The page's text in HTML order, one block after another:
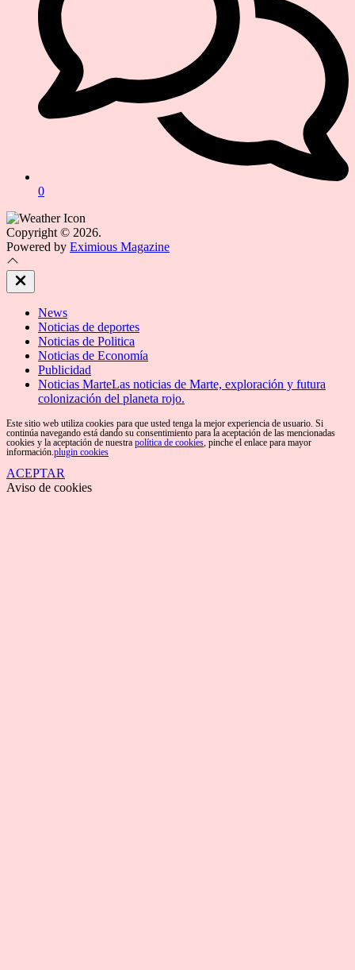
0
Copyright © 2026.
Powered by Eximious Magazine
Close
Off
News
Noticias de deportes
Noticias de Politica
Noticias de Economía
Publicidad
Noticias MarteLas noticias de Marte, exploración y futura
colonización del planeta rojo.
Este sitio web utiliza cookies para que usted tenga la mejor experiencia de usuario. Si
continúa navegando está dando su consentimiento para la aceptación de las mencionadas
cookies y la aceptación de nuestra política de cookies, pinche el enlace para mayor
información.plugin cookies
ACEPTAR
Aviso de cookies